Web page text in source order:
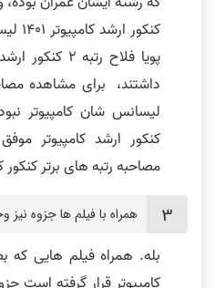
نطر رتبه 10: کیفیت تدریس استاد
رضوی خیلی خوبه
داشتند، برای مشاهده
لیسانس شان کامپیوتر
کنکور ارشد کامپیوتر
مصاحبه رتبه های برتر کنکور
همراه با فیلم ها جزوه نیز
بله. همراه فیلم هایی که
کامپیوتر قرار گرفته است